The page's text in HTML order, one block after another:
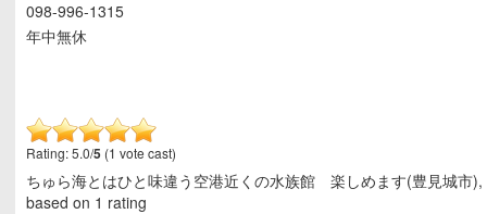
098-996-1315
年中無休
Rating: 5.0/5 (1 vote cast)
ちゅら海とはひと味違う空港近くの水族館 楽しめます(豊見城市),
based on 1 rating